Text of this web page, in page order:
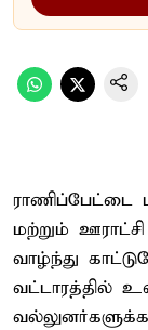
ராணிப்பேட்டை
மற்றும்
வாழ்ந்து
வட்டாரத்தில்